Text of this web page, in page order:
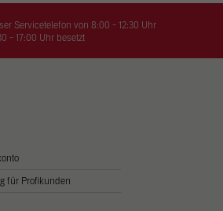
Servicetelefon von 8:00 - 12:30 Uhr
- 17:00 Uhr besetzt
für Profikunden